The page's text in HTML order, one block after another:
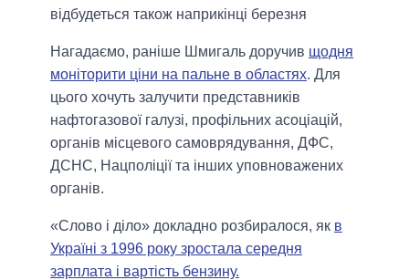
відбудеться також наприкінці березня
Нагадаємо, раніше Шмигаль доручив щодня
моніторити ціни на пальне в областях. Для
цього хочуть залучити представників
нафтогазової галузі, профільних асоціацій,
органів місцевого самоврядування, ДФС,
ДСНС, Нацполіції та інших уповноважених
органів.
«Слово і діло» докладно розбиралося, як в
Україні з 1996 року зростала середня
зарплата і вартість бензину.